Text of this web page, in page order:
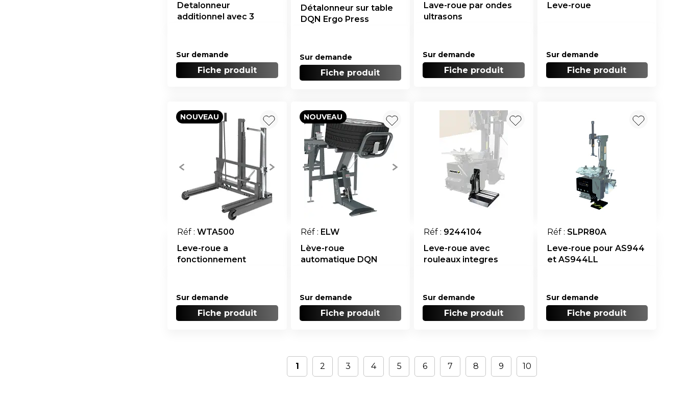
Detalonneur
additionnel avec 3
Sur demande
Fiche produit
Détalonneur sur table
DQN Ergo Press
Sur demande
Fiche produit
Lave-roue par ondes
ultrasons
Sur demande
Fiche produit
Leve-roue
Sur demande
Fiche produit
NOUVEAU
Réf : WTA500
Leve-roue a
fonctionnement
Sur demande
Fiche produit
NOUVEAU
Réf : ELW
Lève-roue
automatique DQN
Sur demande
Fiche produit
Réf : 9244104
Leve-roue avec
rouleaux integres
Sur demande
Fiche produit
Réf : SLPR80A
Leve-roue pour AS944
et AS944LL
Sur demande
Fiche produit
1 2 3 4 5 6 7 8 9 10